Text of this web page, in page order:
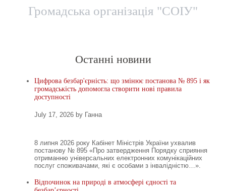
Громадська організація "СОІУ"
Останні новини
Цифрова безбар'єрність: що змінює постанова № 895 і як
громадськість допомогла створити нові правила
доступності
July 17, 2026 by Ганна
8 липня 2026 року Кабінет Міністрів України ухвалив
постанову № 895 «Про затвердження Порядку сприяння
отриманню універсальних електронних комунікаційних
послуг споживачами, які є особами з інвалідністю…».
Відпочинок на природі в атмосфері єдності та